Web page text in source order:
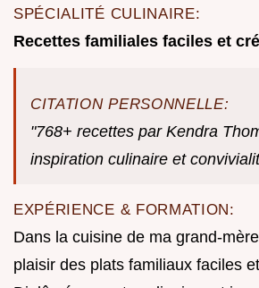
SPÉCIALITÉ CULINAIRE:
Recettes familiales faciles et
CITATION PERSONNELLE:
"768+ recettes par Kendra
inspiration culinaire et
EXPÉRIENCE & FORMATION:
Dans la cuisine de ma grand-
plaisir des plats familiaux faciles